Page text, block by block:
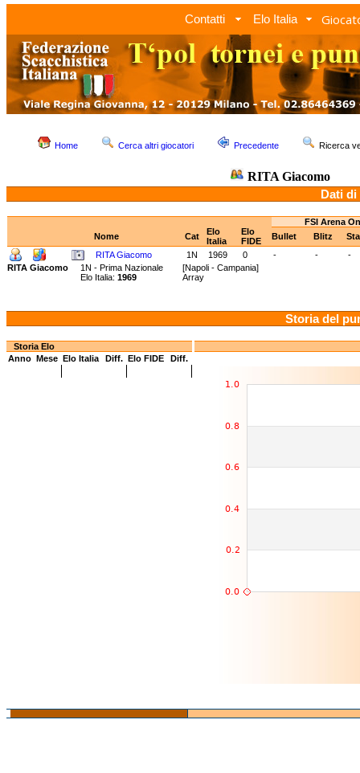
Contatti Elo Italia
Home Cerca altri giocatori Precedente Ricerca
RITA Giacomo
Dati di
FSI Arena
Nome
Cat
Elo
Italia
Elo
FIDE
Bullet Blitz
RITA Giacomo
1N 1969 0 - -
-
RITA Giacomo
1N - Prima Nazionale [Napoli - Campania]
Elo Italia: 1969 Array
Storia del
Storia Elo
Anno Mese Elo Italia Diff. Elo FIDE Diff.